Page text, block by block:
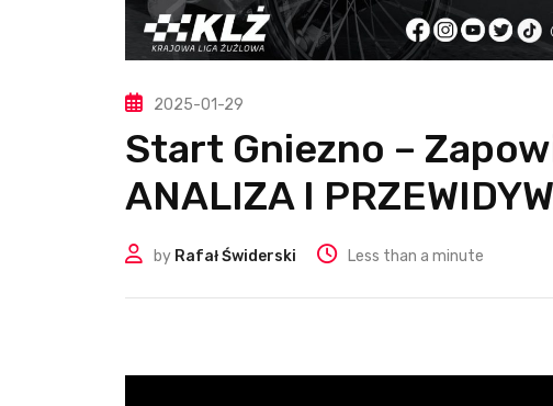
2025-01-29
Start Gniezno –
ANALIZA I
by Rafał Świderski Less than a minute